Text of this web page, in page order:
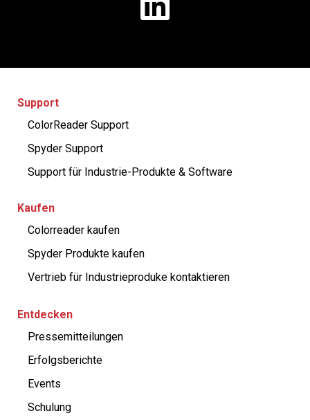
Support
ColorReader Support
Spyder Support
Support für Industrie-Produkte & Software
Kaufen
Colorreader kaufen
Spyder Produkte kaufen
Vertrieb für Industrieproduke kontaktieren
Entdecken
Pressemitteilungen
Erfolgsberichte
Events
Schulung